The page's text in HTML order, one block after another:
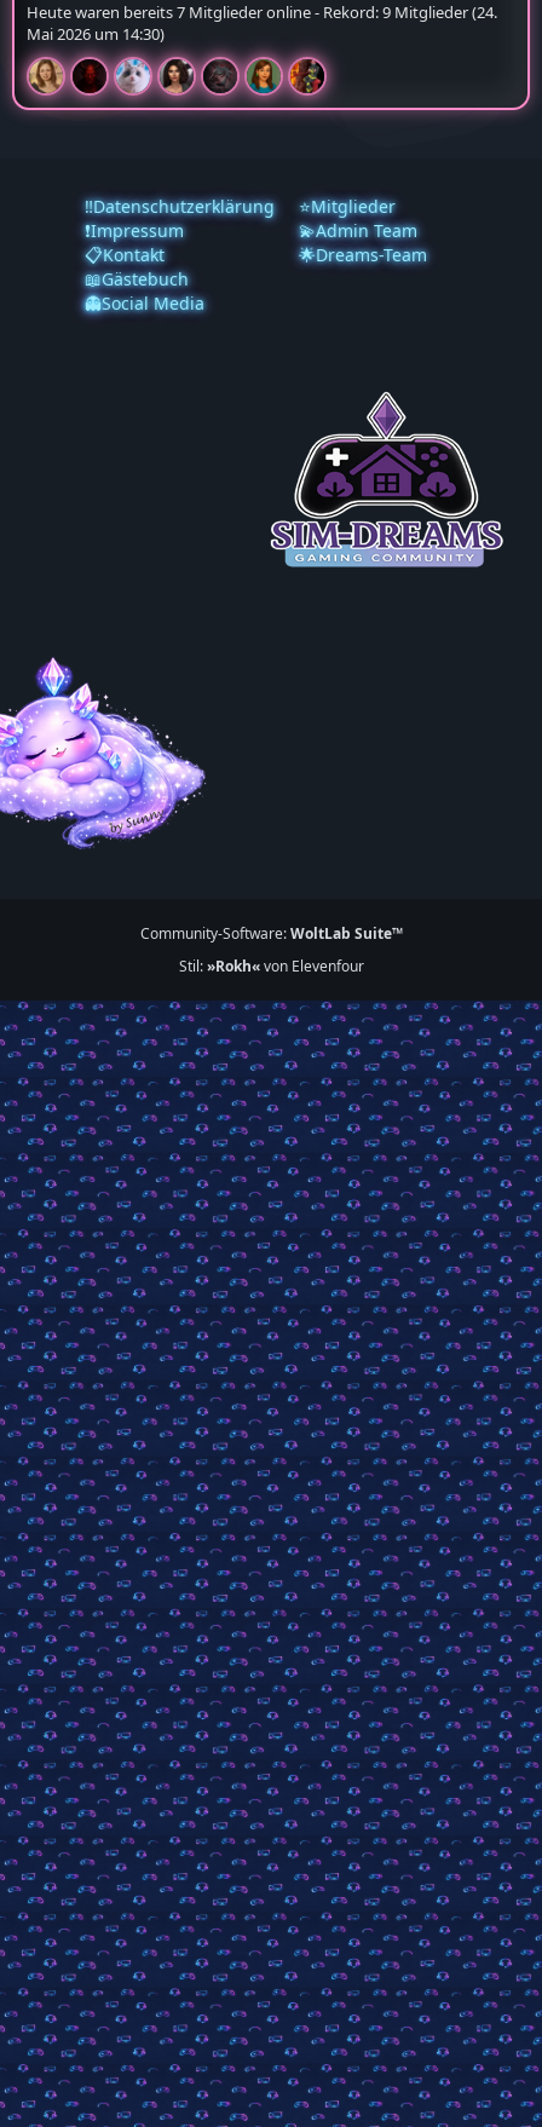
Heute waren bereits 7 Mitglieder online - Rekord: 9 Mitglieder (24.
Mai 2026 um 14:30)
‼️Datenschutzerklärung
❗️Impressum
📋Kontakt
📖Gästebuch
👻Social Media
⭐Mitglieder
💫Admin Team
🌟Dreams-Team
Community-Software:WoltLab Suite™
Stil:»Rokh«von Elevenfour